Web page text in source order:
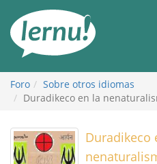
Foro
Sobre otros idiomas
Duradikeco en la
Duradikeco